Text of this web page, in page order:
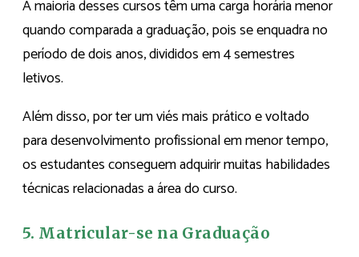
A maioria desses cursos têm uma carga horária menor
quando comparada a graduação, pois se enquadra no
período de dois anos, divididos em 4 semestres
letivos.
Além disso, por ter um viés mais prático e voltado
para desenvolvimento profissional em menor tempo,
os estudantes conseguem adquirir muitas habilidades
técnicas relacionadas a área do curso.
5. Matricular-se na Graduação